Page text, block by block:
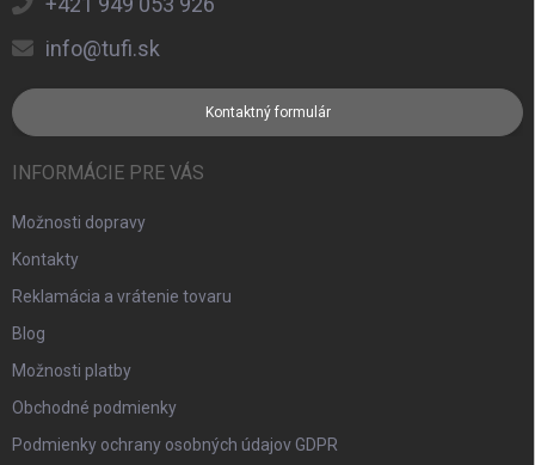
info@tufi.sk
Kontaktný formulár
INFORMÁCIE PRE VÁS
Možnosti dopravy
Kontakty
Reklamácia a vrátenie tovaru
Blog
Možnosti platby
Obchodné podmienky
Podmienky ochrany osobných údajov GDPR